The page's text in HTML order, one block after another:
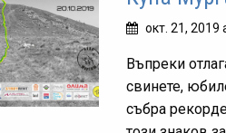
окт. 21, 2019
Въпреки
свинете,
събра